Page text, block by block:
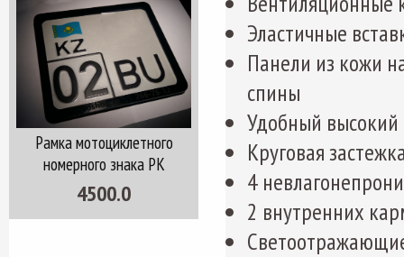
Рамка мотоциклетного
номерного знака РК
4500.0
Эластичные
Панели из кожи
спины
Удобный высокий
Круговая
4
2 внутренних